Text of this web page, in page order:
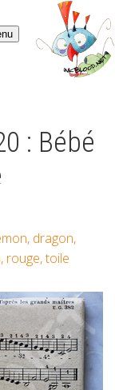
: Bébé
, dragon,
, rouge,toile